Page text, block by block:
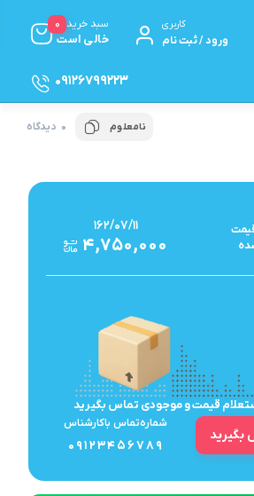
کاربری
ورود / ثبت نام
سبد خرید
خالی است
0
09126799223
نامعلوم 0 دیدگاه
۱۶۲/۰۷/۱۱
۴,۷۵۰,۰۰۰
قیمت و موجودی تماس بگیرید
بگیرید
شماره‌تماس‌ با‌کارشناس
09123456789